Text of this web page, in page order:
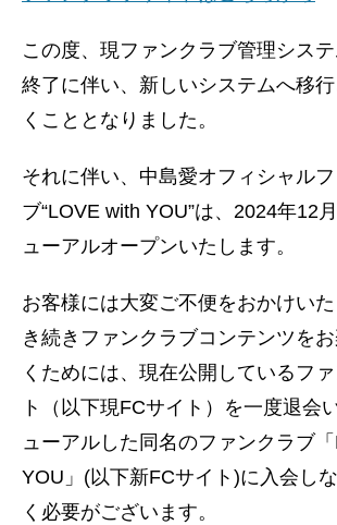
この度、現ファンクラブ管理シス
終了に伴い、新しいシステムへ移
くこととなりました。
それに伴い、中島愛オフィシャル
ブ“LOVE with YOU”は、2024年12
ューアルオープンいたします。
お客様には大変ご不便をおかけいた
き続きファンクラブコンテンツを
くためには、現在公開しているフ
ト（以下現FCサイト）を一度退会
ューアルした同名のファンクラブ
YOU」(以下新FCサイト)に入会し
く必要がございます。